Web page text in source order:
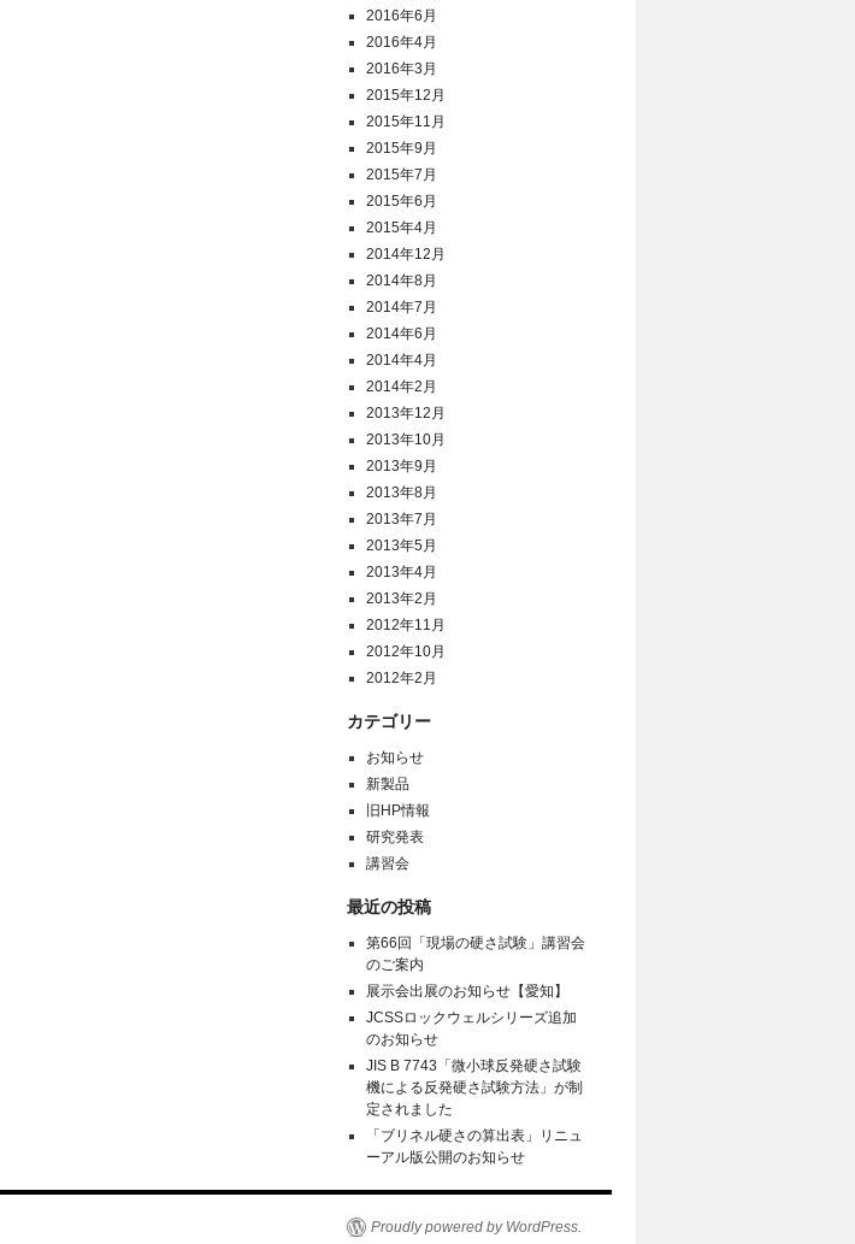
2016年6月
2016年4月
2016年3月
2015年12月
2015年11月
2015年9月
2015年7月
2015年6月
2015年4月
2014年12月
2014年8月
2014年7月
2014年6月
2014年4月
2014年2月
2013年12月
2013年10月
2013年9月
2013年8月
2013年7月
2013年5月
2013年4月
2013年2月
2012年11月
2012年10月
2012年2月
カテゴリー
お知らせ
新製品
旧HP情報
研究発表
講習会
最近の投稿
第66回「現場の硬さ試験」講習会
のご案内
展示会出展のお知らせ【愛知】
JCSSロックウェルシリーズ追加
のお知らせ
JIS B 7743「微小球反発硬さ試験
機による反発硬さ試験方法」が制
定されました
「ブリネル硬さの算出表」リニュ
ーアル版公開のお知らせ
Proudly powered by WordPress.